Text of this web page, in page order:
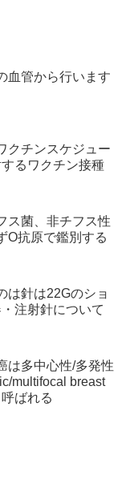
血管から行います
クチンスケジュー
るワクチン接種
ス菌、非チフス性
O抗原で鑑別する
は針は22Gのショ
注射針について
は多中心性/多発性
multifocal breast
ばれる